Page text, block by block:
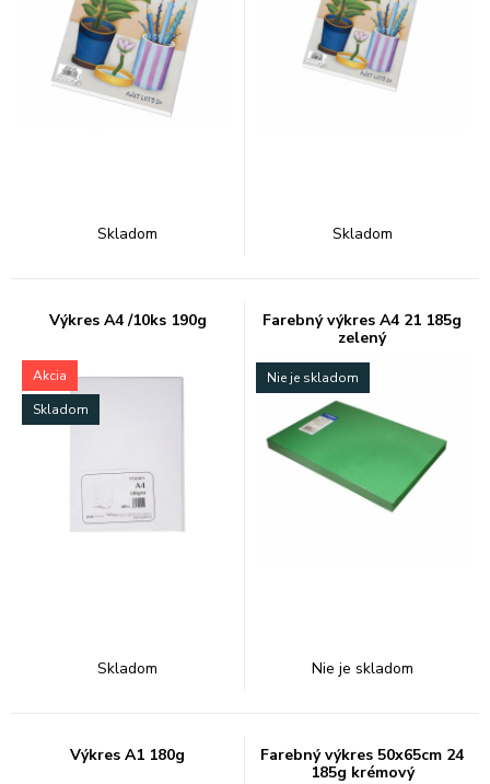
Skladom Skladom
Výkres A4 /10ks 190g
Akcia
Skladom
Skladom
Farebný výkres A4 21 185g
zelený
Nie je skladom
Nie je skladom
Výkres A1 180g
Farebný výkres 50x65cm 24
185g krémový